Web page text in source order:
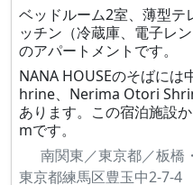
ベッドルーム2室、薄型テ
ッチン（冷蔵庫、電子レ
のアパートメントです。
NANA HOUSEのそばには
hrine、Nerima Otori
あります。この宿泊施設
mです。
南関東／東京都／板橋
東京都練馬区豊玉中2-7-4